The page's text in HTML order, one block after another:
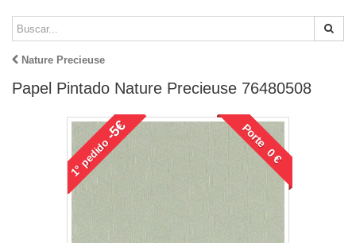
Nature Precieuse
Papel Pintado Nature Precieuse 76480508
1°
pedido
-5€ Porte 0 €